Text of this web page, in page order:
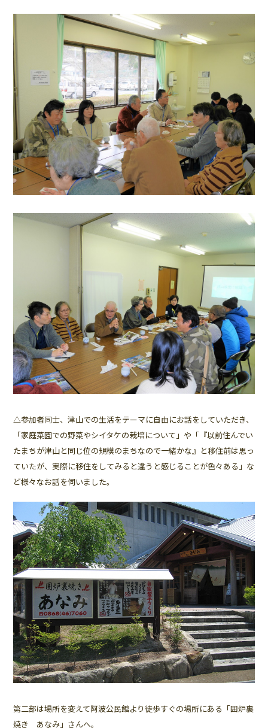
△参加者同士、津山での生活をテーマに自由にお話をしていただき、
「家庭菜園での野菜やシイタケの栽培について」や「『以前住んでい
たまちが津山と同じ位の規模のまちなので一緒かな』と移住前は思っ
ていたが、実際に移住をしてみると違うと感じることが色々ある」な
ど様々なお話を伺いました。
第二部は場所を変えて阿波公民館より徒歩すぐの場所にある「囲炉裏
焼き あなみ」さんへ。